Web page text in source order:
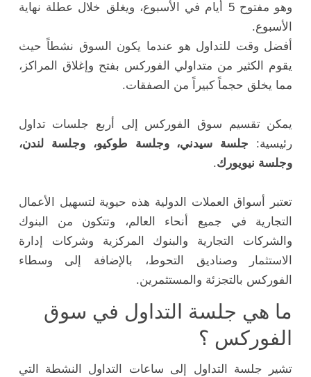
وهو مفتوح 5 أيام في الأسبوع، ويغلق خلال عطلة نهاية
الأسبوع.
أفضل وقت للتداول هو عندما يكون السوق نشطاً حيث
يقوم الكثير من متداولي الفوركس بفتح وإغلاق المراكز،
مما يخلق حجماً كبيراً من الصفقات.
يمكن تقسيم سوق الفوركس إلى أربع جلسات تداول
رئيسية: جلسة سيدني، وجلسة طوكيو، وجلسة لندن،
وجلسة نيويورك.
تعتبر أسواق العملات الدولية هذه حيوية لتسهيل الأعمال
التجارية في جميع أنحاء العالم، وتتكون من البنوك
والشركات التجارية والبنوك المركزية وشركات إدارة
الاستثمار وصناديق التحوط، بالإضافة إلى وسطاء
الفوركس بالتجزئة والمستثمرين.
ما هي جلسة التداول في سوق
الفوركس ؟
تشير جلسة التداول إلى ساعات التداول النشطة التي